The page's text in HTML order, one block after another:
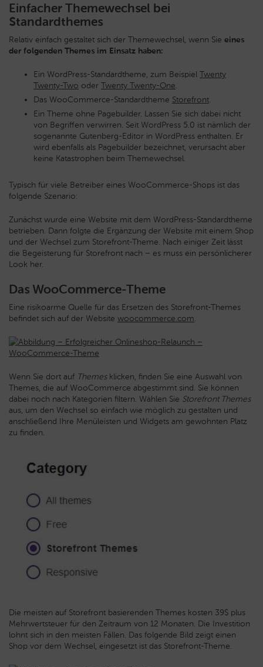
Einfacher Themewechsel bei
Standardthemes
Relativ einfach gestaltet sich der Themewechsel, wenn Sie eines
der folgenden Themes im Einsatz haben:
Ein WordPress-Standardtheme, zum Beispiel Twenty
Twenty-Two oder Twenty Twenty-One.
Das WooCommerce-Standardtheme Storefront.
Ein Theme ohne Pagebuilder. Lassen Sie sich dabei nicht
von Begriffen verwirren. Seit WordPress 5.0 ist nämlich der
sogenannte Gutenberg-Editor in WordPress enthalten. Er
wird ebenfalls als Pagebuilder bezeichnet, verursacht aber
keine Katastrophen beim Themewechsel.
Typisch für viele Betreiber eines WooCommerce-Shops ist das
folgende Szenario:
Zunächst wurde eine Website mit dem WordPress-Standardtheme
betrieben. Dann folgte die Ergänzung der Website mit einem Shop
und der Wechsel zum Storefront-Theme. Nach einiger Zeit lässt
die Begeisterung für Storefront nach – es muss ein persönlicherer
Look her.
Das WooCommerce-Theme
Eine risikoarme Quelle für das Ersetzen des Storefront-Themes
befindet sich auf der Website woocommerce.com.
Wenn Sie dort auf Themesklicken, finden Sie eine Auswahl von
Themes, die auf WooCommerce abgestimmt sind. Sie können
dabei noch nach Kategorien filtern. Wählen Sie Storefront Themes
aus, um den Wechsel so einfach wie möglich zu gestalten und
anschließend Ihre Menüleisten und Widgets am gewohnten Platz
zu finden.
Die meisten auf Storefront basierenden Themes kosten 39$ plus
Mehrwertsteuer für den Zeitraum von 12 Monaten. Die Investition
lohnt sich in den meisten Fällen. Das folgende Bild zeigt einen
Shop vor dem Wechsel, eingesetzt ist das Storefront-Theme.